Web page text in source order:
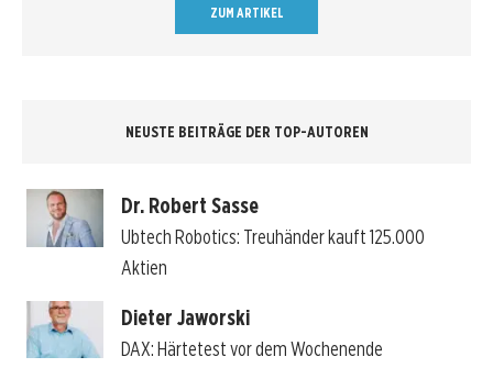
ZUM ARTIKEL
NEUSTE BEITRÄGE DER TOP-AUTOREN
Dr. Robert Sasse
Ubtech Robotics: Treuhänder kauft 125.000
Aktien
Dieter Jaworski
DAX: Härtetest vor dem Wochenende